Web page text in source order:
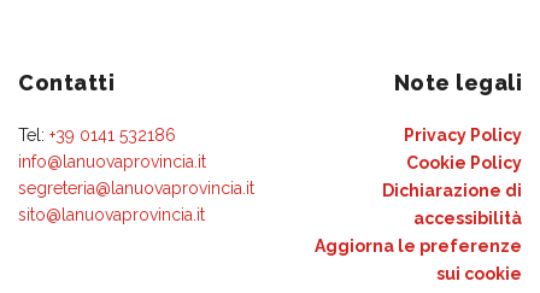
Contatti
Tel: +39 0141 532186
info@lanuovaprovincia.it
segreteria@lanuovaprovincia.it
sito@lanuovaprovincia.it
Note legali
Privacy Policy
Cookie Policy
Dichiarazione di
accessibilità
Aggiorna le preferenze
sui cookie